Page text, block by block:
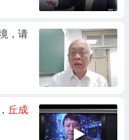
，请
丘成